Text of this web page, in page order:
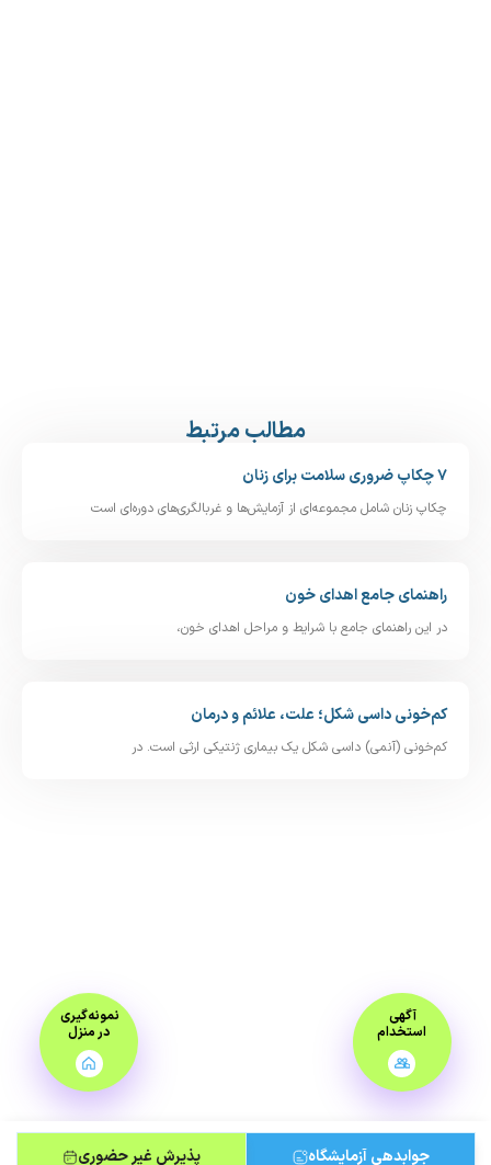
مطالب مرتبط
۷ چکاپ ضروری سلامت برای زنان
چکاپ زنان شامل مجموعه‌ای از آزمایش‌ها و غربالگری‌های دوره‌ای است
راهنمای جامع اهدای خون
در این راهنمای جامع با شرایط و مراحل اهدای خون،
کم‌خونی داسی‌ شکل؛ علت، علائم و درمان
کم‌خونی (آنمی) داسی‌ شکل یک بیماری ژنتیکی ارثی است. در
جوابدهی آزمایشگاه پذیرش غیر حضوری
نمونه‌گیری
در منزل
آگهی
استخدام